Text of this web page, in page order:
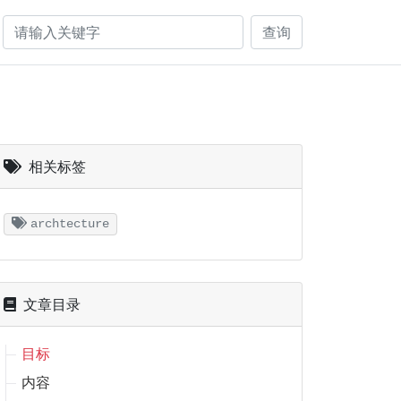
查询
相关标签
archtecture
文章目录
目标
内容